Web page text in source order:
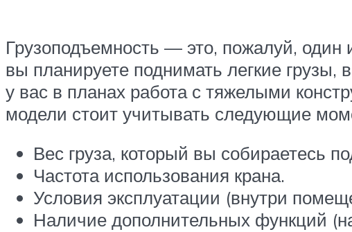
Грузоподъемность — это, пожалуй,
вы планируете поднимать легкие
у вас в планах работа с тяжелыми
модели стоит учитывать следующие
Вес груза, который вы собираетесь
Частота использования крана.
Условия эксплуатации (внутри
Наличие дополнительных функций